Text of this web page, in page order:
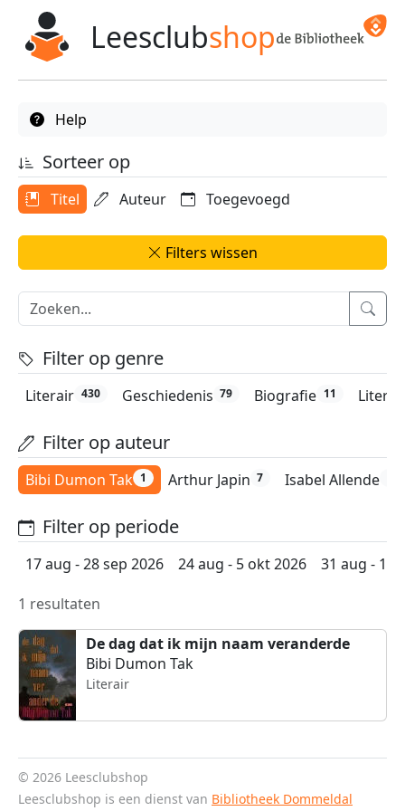
Leesclubshop
Help
Sorteer op
Titel Auteur Toegevoegd
Filters wissen
Filter op genre
Literair 430 Geschiedenis 79 Biografie 11
Filter op auteur
Arthur Japin 7 Isabel Allende
Bibi Dumon Tak 1
Filter op periode
17 aug - 28 sep 2026 24 aug - 5 okt 2026
31 aug - 12
1 resultaten
De dag dat ik mijn naam veranderde
Bibi Dumon Tak
Literair
© 2026 Leesclubshop
Leesclubshop is een dienst van Bibliotheek Dommeldal